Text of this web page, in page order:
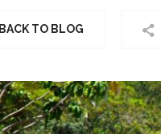
BACK TO BLOG